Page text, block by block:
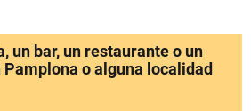
un bar, un restaurante o un
o alguna localidad